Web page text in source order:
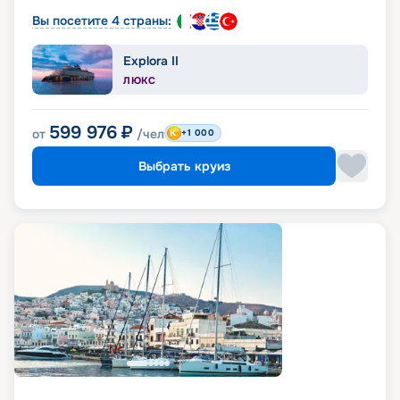
Вы посетите 4 страны:
Explora II
ЛЮКС
от 599 976 ₽ /чел +1 000
Выбрать круиз